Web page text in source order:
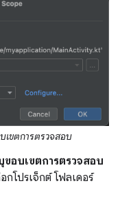
เขตการตรวจสอบ
ขอบเขตการตรวจสอบ
โปรเจ็กต์ โฟลเดอร์